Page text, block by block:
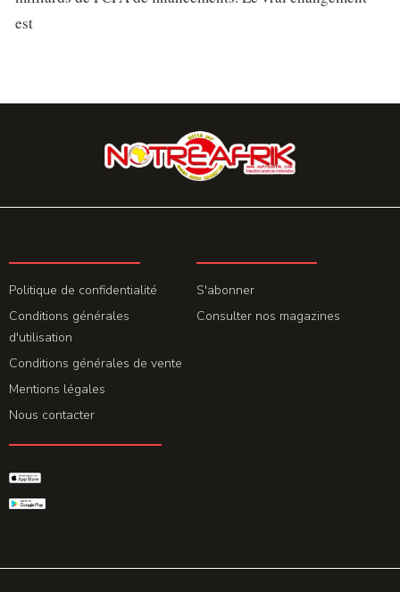
est
Politique de confidentialité
Conditions générales
d'utilisation
Conditions générales de vente
Mentions légales
Nous contacter
S'abonner
Consulter nos magazines